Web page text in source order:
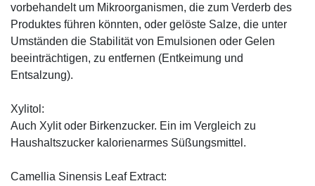
vorbehandelt um Mikroorganismen, die zum Verderb des
Produktes führen könnten, oder gelöste Salze, die unter
Umständen die Stabilität von Emulsionen oder Gelen
beeinträchtigen, zu entfernen (Entkeimung und
Entsalzung).
Xylitol:
Auch Xylit oder Birkenzucker. Ein im Vergleich zu
Haushaltszucker kalorienarmes Süßungsmittel.
Camellia Sinensis Leaf Extract: